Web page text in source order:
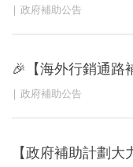
政府補助公告
🎉【海外行銷通路
政府補助公告
【政府補助計劃大